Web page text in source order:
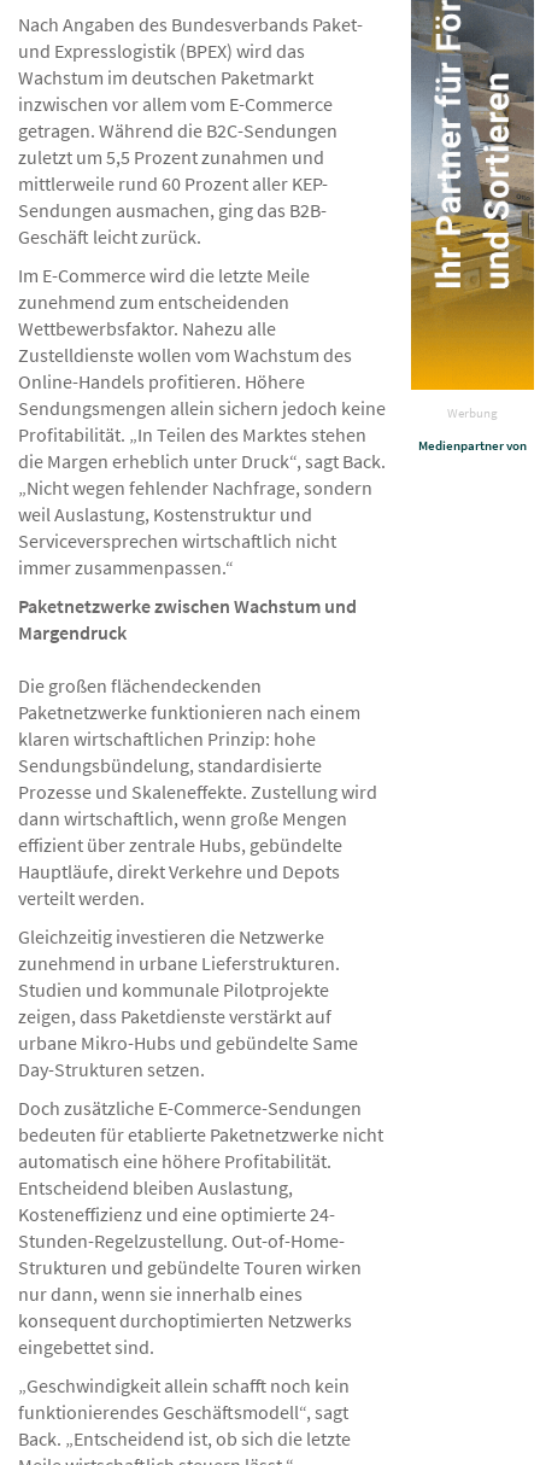
Werbung
Medienpartner von
Nach Angaben des Bundesverbands Paket-
und Expresslogistik (BPEX) wird das
Wachstum im deutschen Paketmarkt
inzwischen vor allem vom E-Commerce
getragen. Während die B2C-Sendungen
zuletzt um 5,5 Prozent zunahmen und
mittlerweile rund 60 Prozent aller KEP-
Sendungen ausmachen, ging das B2B-
Geschäft leicht zurück.
Im E-Commerce wird die letzte Meile
zunehmend zum entscheidenden
Wettbewerbsfaktor. Nahezu alle
Zustelldienste wollen vom Wachstum des
Online-Handels profitieren. Höhere
Sendungsmengen allein sichern jedoch keine
Profitabilität. „In Teilen des Marktes stehen
die Margen erheblich unter Druck“, sagt Back.
„Nicht wegen fehlender Nachfrage, sondern
weil Auslastung, Kostenstruktur und
Serviceversprechen wirtschaftlich nicht
immer zusammenpassen.“
Paketnetzwerke zwischen Wachstum und
Margendruck
Die großen flächendeckenden
Paketnetzwerke funktionieren nach einem
klaren wirtschaftlichen Prinzip: hohe
Sendungsbündelung, standardisierte
Prozesse und Skaleneffekte. Zustellung wird
dann wirtschaftlich, wenn große Mengen
effizient über zentrale Hubs, gebündelte
Hauptläufe, direkt Verkehre und Depots
verteilt werden.
Gleichzeitig investieren die Netzwerke
zunehmend in urbane Lieferstrukturen.
Studien und kommunale Pilotprojekte
zeigen, dass Paketdienste verstärkt auf
urbane Mikro-Hubs und gebündelte Same
Day-Strukturen setzen.
Doch zusätzliche E-Commerce-Sendungen
bedeuten für etablierte Paketnetzwerke nicht
automatisch eine höhere Profitabilität.
Entscheidend bleiben Auslastung,
Kosteneffizienz und eine optimierte 24-
Stunden-Regelzustellung. Out-of-Home-
Strukturen und gebündelte Touren wirken
nur dann, wenn sie innerhalb eines
konsequent durchoptimierten Netzwerks
eingebettet sind.
„Geschwindigkeit allein schafft noch kein
funktionierendes Geschäftsmodell“, sagt
Back. „Entscheidend ist, ob sich die letzte